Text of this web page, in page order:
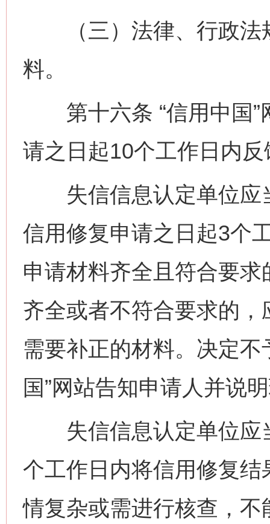
（三）法律、行政法
料。
第十六条 “信用中国”
请之日起10个工作日内
失信信息认定单位应
信用修复申请之日起3个
申请材料齐全且符合要
齐全或者不符合要求的
需要补正的材料。决定
国”网站告知申请人并说
失信信息认定单位应
个工作日内将信用修复结
情复杂或需进行核查，